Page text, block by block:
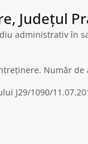
Județul
administrativ
Număr
J29/1090/